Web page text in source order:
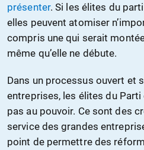
présenter. Si les élites du
elles peuvent atomiser
compris une qui serait
même qu’elle ne débute.
Dans un processus ouvert et
entreprises, les élites du
pas au pouvoir. Ce sont des
service des grandes
point de permettre des